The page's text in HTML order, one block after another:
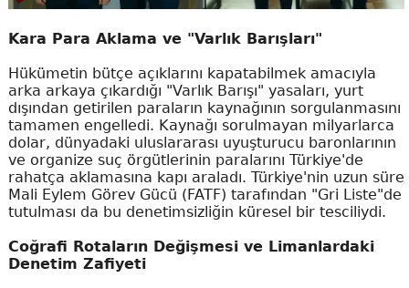
Kara Para Aklama ve "Varlık Barışları"
Hükümetin bütçe açıklarını kapatabilmek amacıyla
arka arkaya çıkardığı "Varlık Barışı" yasaları, yurt
dışından getirilen paraların kaynağının sorgulanmasını
tamamen engelledi. Kaynağı sorulmayan milyarlarca
dolar, dünyadaki uluslararası uyuşturucu baronlarının
ve organize suç örgütlerinin paralarını Türkiye'de
rahatça aklamasına kapı araladı. Türkiye'nin uzun süre
Mali Eylem Görev Gücü (FATF) tarafından "Gri Liste"de
tutulması da bu denetimsizliğin küresel bir tesciliydi.
Coğrafi Rotaların Değişmesi ve Limanlardaki
Denetim Zafiyeti